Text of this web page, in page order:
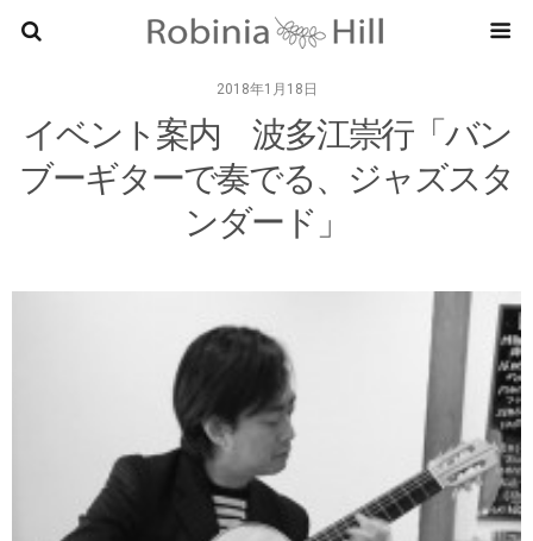
2018年1月18日
イベント案内 波多江崇行「バン
ブーギターで奏でる、ジャズスタ
ンダード」